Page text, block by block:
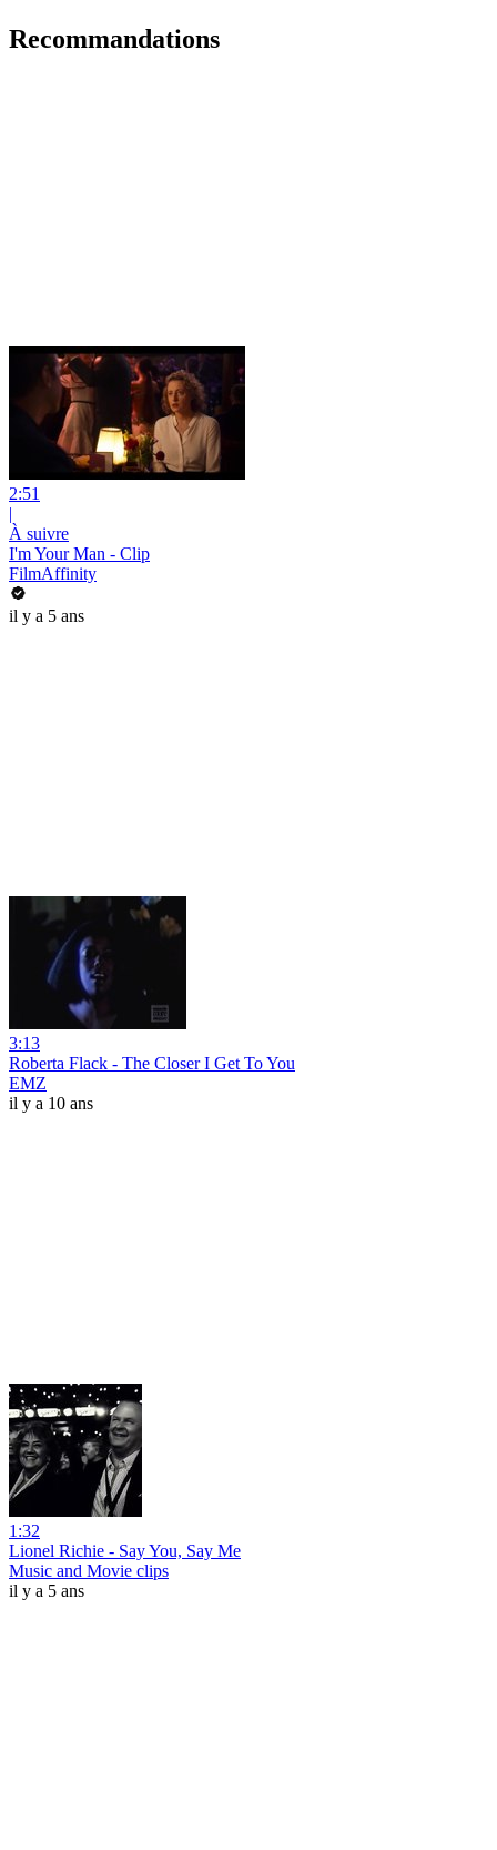
Recommandations
2:51
|
À suivre
I'm Your Man - Clip
FilmAffinity
il y a 5 ans
3:13
Roberta Flack - The Closer I Get To You
EMZ
il y a 10 ans
1:32
Lionel Richie - Say You, Say Me
Music and Movie clips
il y a 5 ans